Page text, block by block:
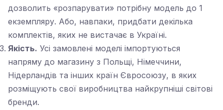
дозволить «розпарувати» потрібну модель до 1
екземпляру. Або, навпаки, придбати декілька
комплектів, яких не вистачає в Україні.
Якість. Усі замовлені моделі імпортуються
напряму до магазину з Польщі, Німеччини,
Нідерландів та інших країн Євросоюзу, в яких
розміщують свої виробництва найкрупніші світові
бренди.